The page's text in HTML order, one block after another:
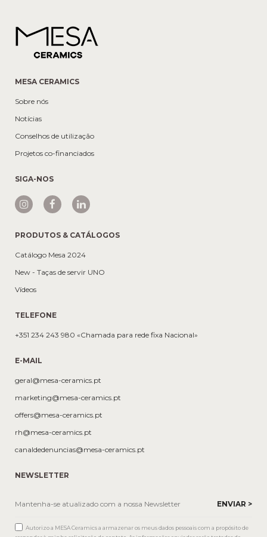
MESA CERAMICS
Sobre nós
Notícias
Conselhos de utilização
Projetos co-financiados
SIGA-NOS
PRODUTOS & CATÁLOGOS
Catálogo Mesa 2024
New - Taças de servir UNO
Vídeos
TELEFONE
+351 234 243 980 «Chamada para rede fixa Nacional»
E-MAIL
geral@mesa-ceramics.pt
marketing@mesa-ceramics.pt
offers@mesa-ceramics.pt
rh@mesa-ceramics.pt
canaldedenuncias@mesa-ceramics.pt
NEWSLETTER
Autorizo a MESA Ceramics a armazenar os meus dados pessoais com a propósito de